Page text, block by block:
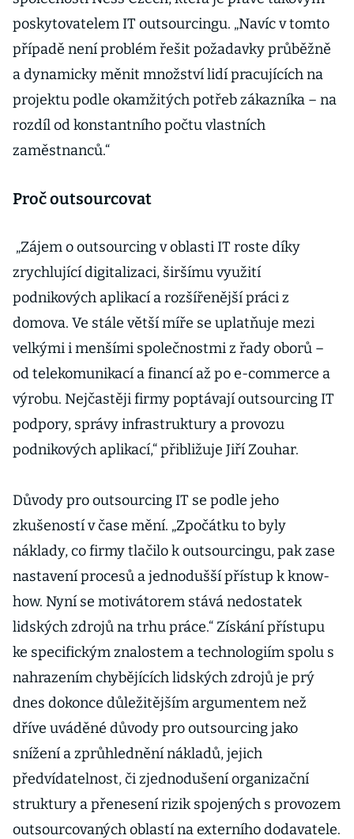
poskytovatelem IT outsourcingu. „Navíc v tomto
případě není problém řešit požadavky průběžně
a dynamicky měnit množství lidí pracujících na
projektu podle okamžitých potřeb zákazníka – na
rozdíl od konstantního počtu vlastních
zaměstnanců.“
Proč outsourcovat
„Zájem o outsourcing v oblasti IT roste díky
zrychlující digitalizaci, širšímu využití
podnikových aplikací a rozšířenější práci z
domova. Ve stále větší míře se uplatňuje mezi
velkými i menšími společnostmi z řady oborů –
od telekomunikací a financí až po e-commerce a
výrobu. Nejčastěji firmy poptávají outsourcing IT
podpory, správy infrastruktury a provozu
podnikových aplikací,“ přibližuje Jiří Zouhar.
Důvody pro outsourcing IT se podle jeho
zkušeností v čase mění. „Zpočátku to byly
náklady, co firmy tlačilo k outsourcingu, pak zase
nastavení procesů a jednodušší přístup k know-
how. Nyní se motivátorem stává nedostatek
lidských zdrojů na trhu práce.“ Získání přístupu
ke specifickým znalostem a technologiím spolu s
nahrazením chybějících lidských zdrojů je prý
dnes dokonce důležitějším argumentem než
dříve uváděné důvody pro outsourcing jako
snížení a zprůhlednění nákladů, jejich
předvídatelnost, či zjednodušení organizační
struktury a přenesení rizik spojených s provozem
outsourcovaných oblastí na externího dodavatele.